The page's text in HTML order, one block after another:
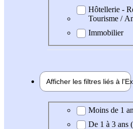
Hôtellerie -
Tourisme /
Immobilier
Afficher les filtres liés à l'
Expérience demandée
Moins de 1
De 1 à 3 ans